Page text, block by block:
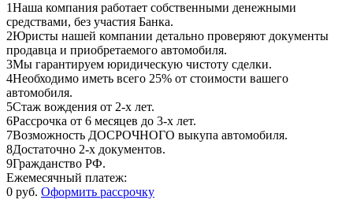
1Наша компания работает собственными денежными
средствами, без участия Банка.
2Юристы нашей компании детально проверяют документы
продавца и приобретаемого автомобиля.
3Мы гарантируем юридическую чистоту сделки.
4Необходимо иметь всего 25% от стоимости вашего
автомобиля.
5Стаж вождения от 2-х лет.
6Рассрочка от 6 месяцев до 3-х лет.
7Возможность ДОСРОЧНОГО выкупа автомобиля.
8Достаточно 2-х документов.
9Гражданство РФ.
Ежемесячный платеж:
0 руб. Оформить рассрочку